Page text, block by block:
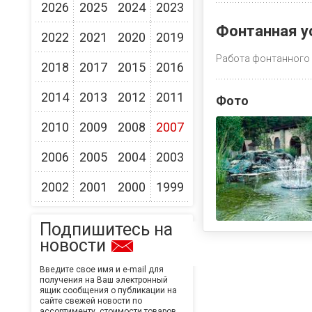
2026
2025 2024 2023
2022 2021 2020 2019
2018 2017 2015 2016
2014 2013 2012 2011
2010 2009 2008 2007
2006 2005 2004 2003
2002 2001 2000 1999
Подпишитесь на
новости
Введите свое имя и e-mail для
получения на Ваш электронный
ящик сообщения о публикации на
сайте свежей новости по
Фонтанная
Работа
Фото